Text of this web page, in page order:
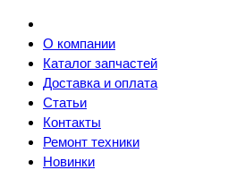
О компании
Каталог запчастей
Доставка и оплата
Статьи
Контакты
Ремонт техники
Новинки